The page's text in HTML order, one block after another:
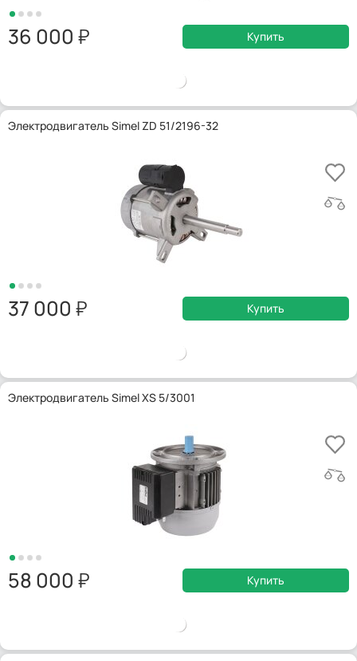
36 000 Купить
Электродвигатель Simel ZD 51/2196-32
37 000 Купить
Электродвигатель Simel XS 5/3001
58 000 Купить